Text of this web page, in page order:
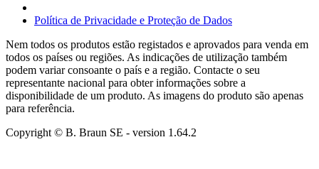
Política de Privacidade e Proteção de Dados
Nem todos os produtos estão registados e aprovados para venda em
todos os países ou regiões. As indicações de utilização também
podem variar consoante o país e a região. Contacte o seu
representante nacional para obter informações sobre a
disponibilidade de um produto. As imagens do produto são apenas
para referência.
Copyright © B. Braun SE - version 1.64.2